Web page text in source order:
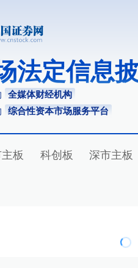
法定信息
全媒体财经机构
综合性资本市场服务平台
板 科创板 深市主板